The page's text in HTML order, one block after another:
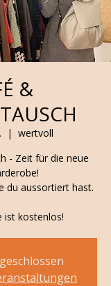
&
  |
wertvoll
- Zeit für die neue
du aussortiert hast.
ist kostenlos!